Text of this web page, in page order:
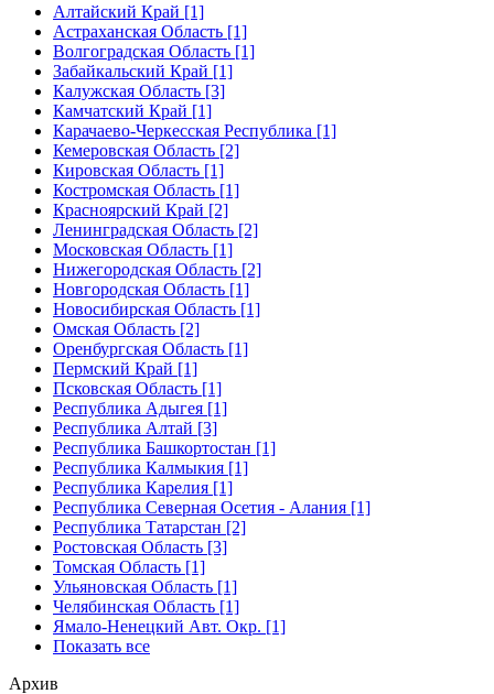
Алтайский Край [1]
Астраханская Область [1]
Волгоградская Область [1]
Забайкальский Край [1]
Калужская Область [3]
Камчатский Край [1]
Карачаево-Черкесская Республика [1]
Кемеровская Область [2]
Кировская Область [1]
Костромская Область [1]
Красноярский Край [2]
Ленинградская Область [2]
Московская Область [1]
Нижегородская Область [2]
Новгородская Область [1]
Новосибирская Область [1]
Омская Область [2]
Оренбургская Область [1]
Пермский Край [1]
Псковская Область [1]
Республика Адыгея [1]
Республика Алтай [3]
Республика Башкортостан [1]
Республика Калмыкия [1]
Республика Карелия [1]
Республика Северная Осетия - Алания [1]
Республика Татарстан [2]
Ростовская Область [3]
Томская Область [1]
Ульяновская Область [1]
Челябинская Область [1]
Ямало-Ненецкий Авт. Окр. [1]
Показать все
Архив